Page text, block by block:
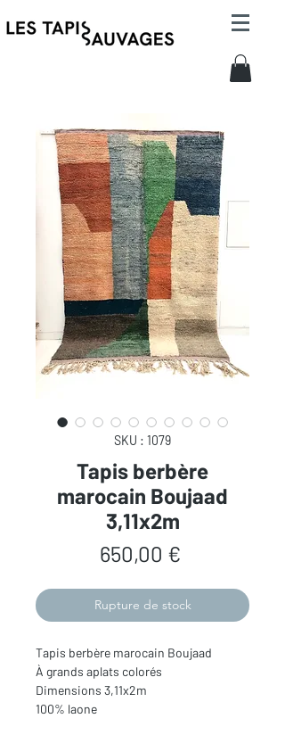
SKU : 1079
Tapis berbère
marocain Boujaad
3,11x2m
650,00 €
Rupture de stock
Tapis berbère marocain Boujaad
À grands aplats colorés
Dimensions 3,11x2m
100% laone